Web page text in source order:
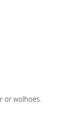
or wolhoes.